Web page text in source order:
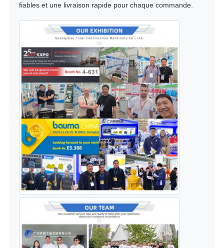
fiables et une livraison rapide pour chaque commande.